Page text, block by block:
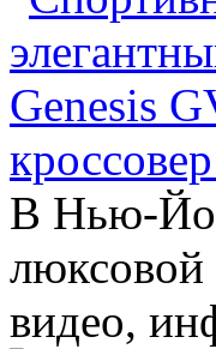
В Нью-
люксовой
видео,